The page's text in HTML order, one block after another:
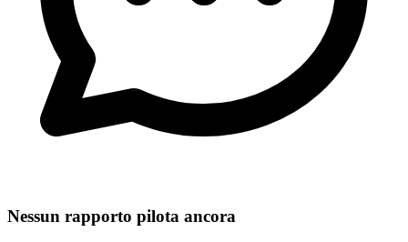
Nessun rapporto pilota ancora